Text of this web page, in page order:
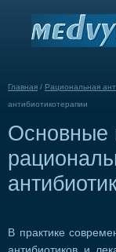
Главная / Рациональная
антибиотикотерапии
Основные
В практике